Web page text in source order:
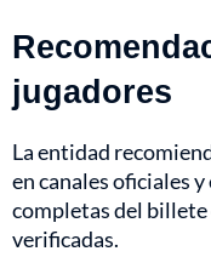
jugadores
La entidad
en canales oficiales
completas del billete
verificadas.